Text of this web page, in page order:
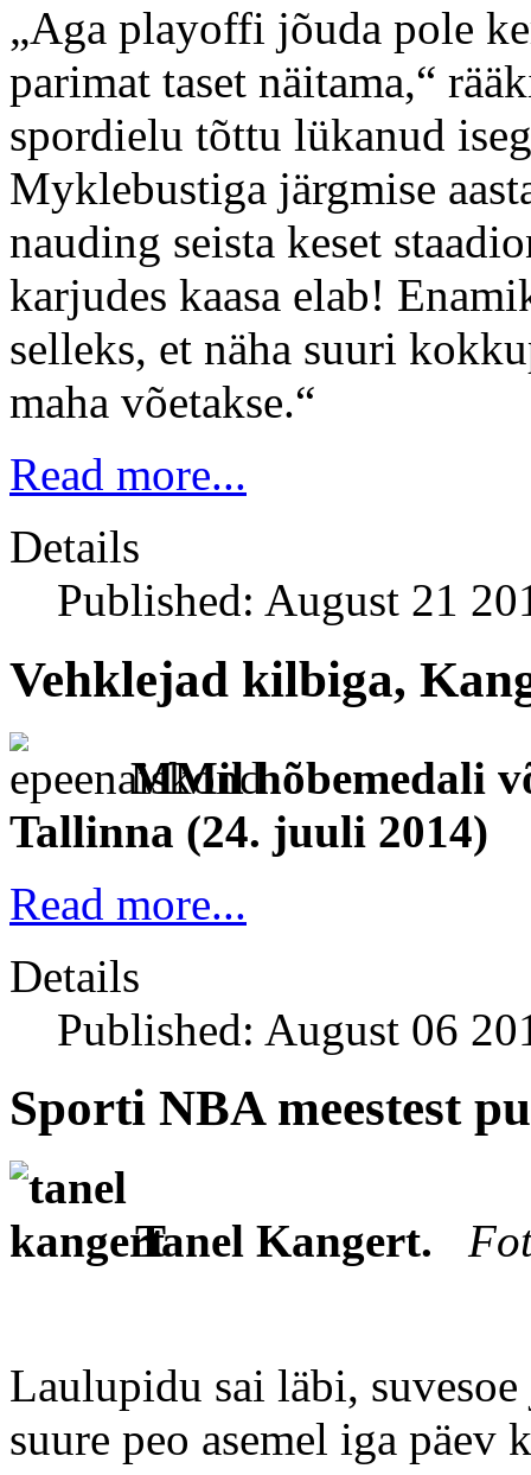
„Aga playoffi jõuda pole
parimat taset näitama,“
spordielu tõttu lükanud
Myklebustiga järgmise
nauding seista keset
karjudes kaasa elab!
selleks, et näha suuri
maha võetakse.“
Read more...
Details
Published: August 21
Vehklejad kilbiga,
MMil hõbemedali
Tallinna (24. juuli 2014)
Read more...
Details
Published: August 06
Sporti NBA meestest
Tanel Kangert.
Laulupidu sai läbi,
suure peo asemel iga